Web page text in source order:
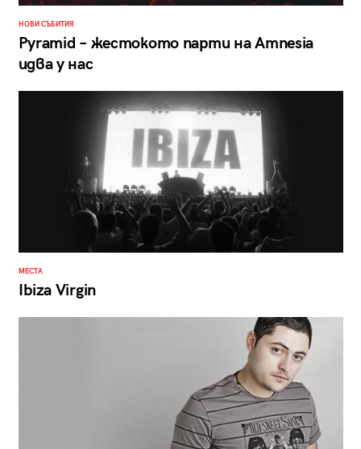
НОВИ СЪБИТИЯ
Pyramid – жестокото парти на Amnesia
идва у нас
МЕСТА
Ibiza Virgin